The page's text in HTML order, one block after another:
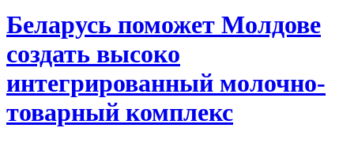
Беларусь поможет Молдове
создать высоко
интегрированный молочно-
товарный комплекс